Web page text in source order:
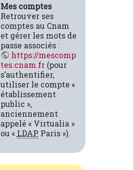
Mes comptes
Retrouver ses
comptes au Cnam
et gérer les mots de
passe associés :
https://mescomp
tes.cnam.fr(pour
s’authentifier,
utiliser le compte «
établissement
public »,
anciennement
appelé « Virtualia »
ou « LDAP Paris »).